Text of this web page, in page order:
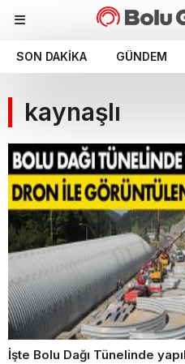
SON DAKIKA GÜNDEM
kaynaşlı
İşte Bolu Dağı Tünelinde